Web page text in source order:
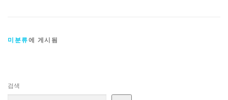
미분류에 게시됨
검색